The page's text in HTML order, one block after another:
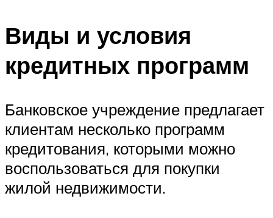
Виды и условия
кредитных программ
Банковское учреждение предлагает
клиентам несколько программ
кредитования, которыми можно
воспользоваться для покупки
жилой недвижимости.